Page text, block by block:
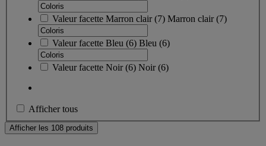
Valeur facette Marron clair(7) Marron clair(7)
Valeur facette Bleu (6) Bleu (6)
Valeur facette Noir(6) Noir(6)
Afficher tous
Afficher les 108 produits